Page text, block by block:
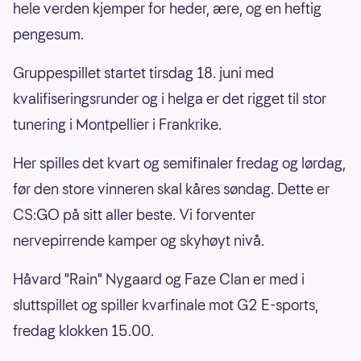
hele verden kjemper for heder, ære, og en heftig
pengesum.
Gruppespillet startet tirsdag 18. juni med
kvalifiseringsrunder og i helga er det rigget til stor
tunering i Montpellier i Frankrike.
Her spilles det kvart og semifinaler fredag og lørdag,
før den store vinneren skal kåres søndag. Dette er
CS:GO på sitt aller beste. Vi forventer
nervepirrende kamper og skyhøyt nivå.
Håvard "Rain" Nygaard og Faze Clan er med i
sluttspillet og spiller kvarfinale mot G2 E-sports,
fredag klokken 15.00.